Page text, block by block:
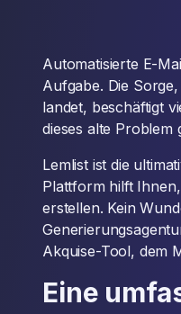
Automatisierte E-
Aufgabe. Die
landet, beschäftigt
dieses alte Problem
Lemlist ist die
Plattform hilft
erstellen. Kein
Akquise-Tool, dem
Eine